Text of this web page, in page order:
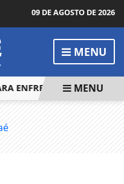
09 DE AGOSTO DE 2026
MENU
ALTA DE
MENU